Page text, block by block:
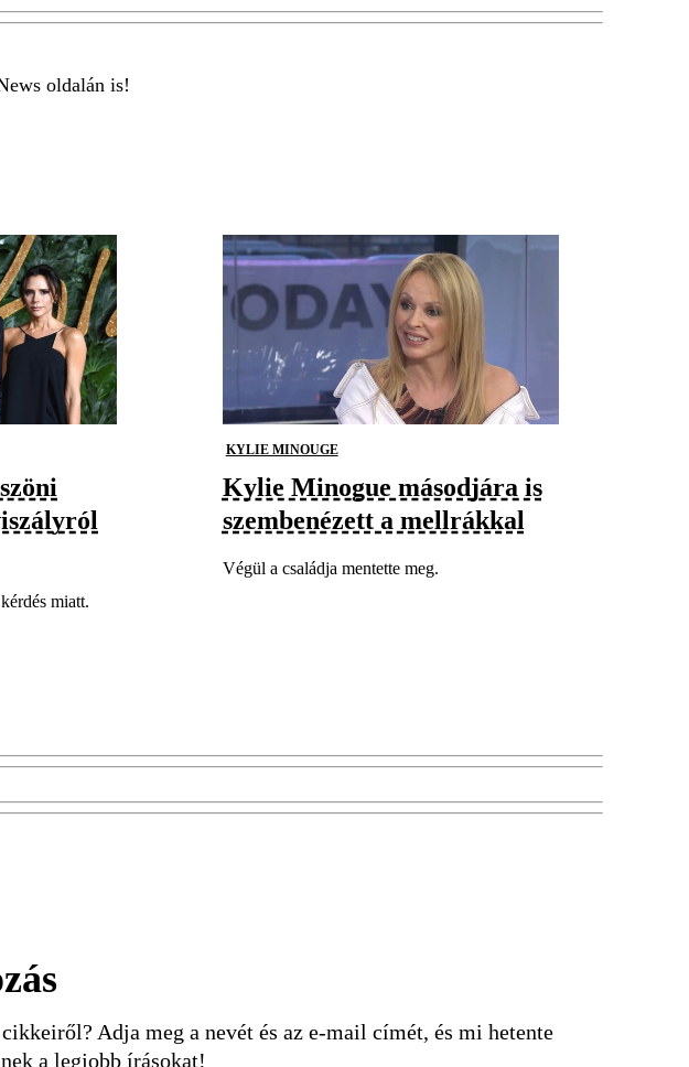
oldalán is!
miatt.
KYLIE MINOUGE
Kylie Minogue másodjára is
szembenézett a mellrákkal
Végül a családja mentette meg.
Adja meg a nevét és az e-mail címét, és mi hetente
a legjobb írásokat!